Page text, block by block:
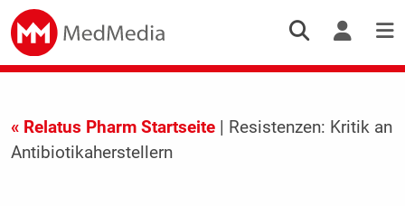
« Relatus Pharm Startseite| Resistenzen: Kritik an
Antibiotikaherstellern